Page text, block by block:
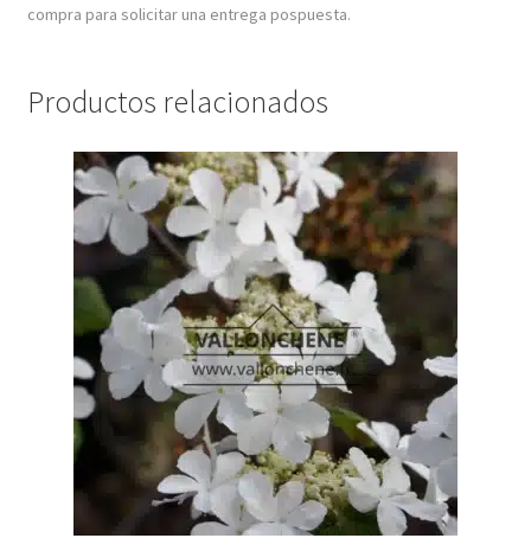
compra para solicitar una entrega pospuesta.
Productos relacionados